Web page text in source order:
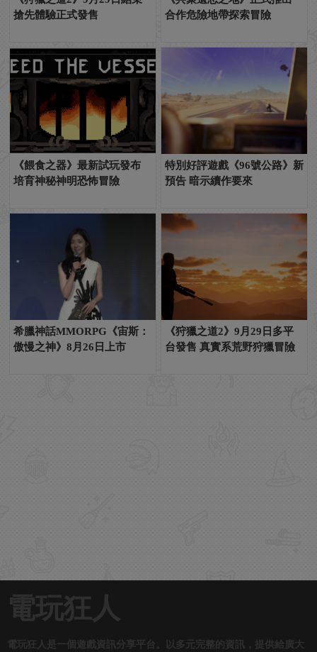
搶先體驗正式發售
合作危險地帶探索冒險
《餵食之器》最新試玩發布
培育神秘神明恐怖冒險
特別好評遊戲《96號公路》新
預告 暗示續作要來
希臘神話MMORPG《宙斯：
傲慢之神》8月26日上市
《狩獵之道2》9月29日多平
台發售 真實系荒野狩獵冒險
電玩狂人
電玩狂人是一個遊戲資訊分享平台。以多元完整的資訊，提供給廣大